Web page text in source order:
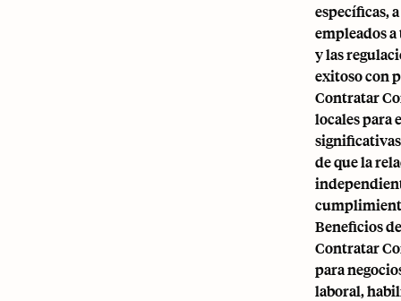
específicas,
empleados
y las
exitoso con
Contratar
locales para
de que la
Beneficios
Contratar
para
laboral,